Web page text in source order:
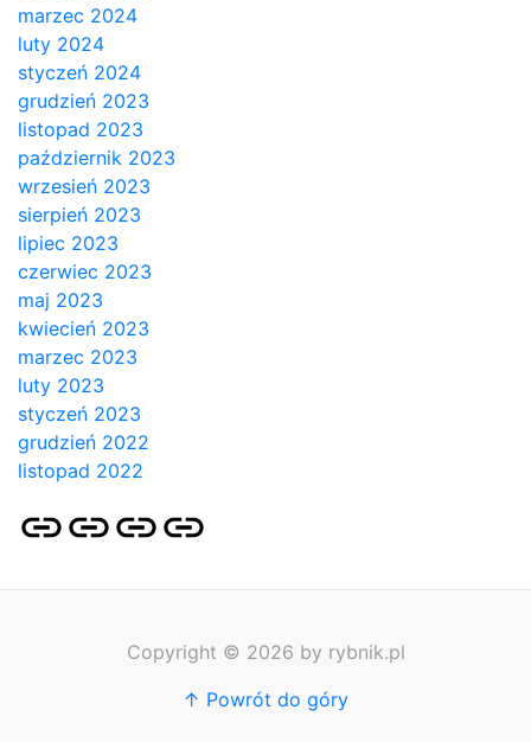
marzec 2024
luty 2024
styczeń 2024
grudzień 2023
listopad 2023
październik 2023
wrzesień 2023
sierpień 2023
lipiec 2023
czerwiec 2023
maj 2023
kwiecień 2023
marzec 2023
luty 2023
styczeń 2023
grudzień 2022
listopad 2022
Strona
główna
Pozycjonowanie
Stron
SKLEP
SEO
BLOG
Copyright © 2026 by rybnik.pl
↑ Powrót do góry